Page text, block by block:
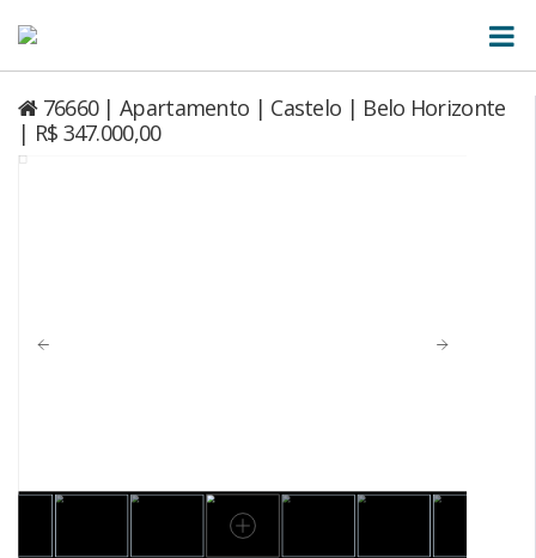
76660 | Apartamento | Castelo | Belo Horizonte
| R$ 347.000,00